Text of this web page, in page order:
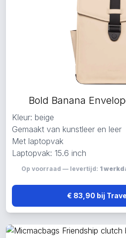
Bold Banana
Kleur: beige
Gemaakt van kunstleer en leer
Met laptopvak
Laptopvak: 15.6 inch
Op voorraad — levertijd: 1
€ 83,90 bij